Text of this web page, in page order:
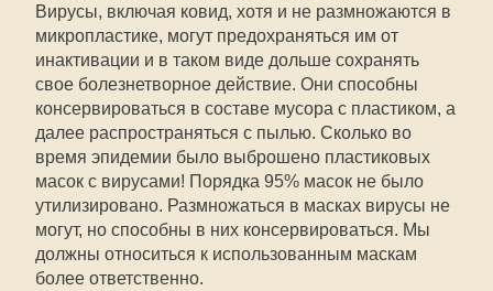
Вирусы, включая ковид, хотя и не размножаются в
микропластике, могут предохраняться им от
инактивации и в таком виде дольше сохранять
свое болезнетворное действие. Они способны
консервироваться в составе мусора с пластиком, а
далее распространяться с пылью. Сколько во
время эпидемии было выброшено пластиковых
масок с вирусами! Порядка 95% масок не было
утилизировано. Размножаться в масках вирусы не
могут, но способны в них консервироваться. Мы
должны относиться к использованным маскам
более ответственно.